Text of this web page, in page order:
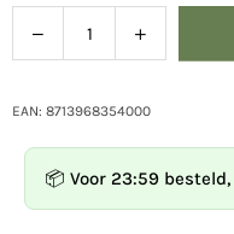
Hoeveelheid
Verlaag
de
voor
zwart
vierkant
Verhoog
de
voor
vierkant
EAN: 8713968354000
📦 Voor 23:59 besteld,